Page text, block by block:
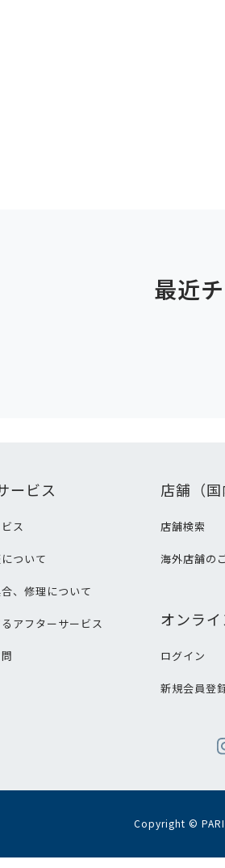
最近
ービス
ス
ついて
、修理について
アフターサービス
店舗（国
店舗検索
海外店舗の
オンラ
ログイン
新規会員登
Copyright ©